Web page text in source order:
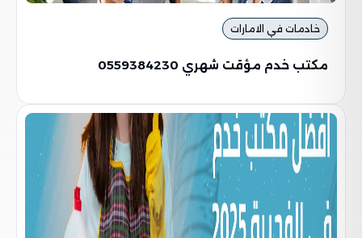
خادمات في الامارات
مكتب خدم مؤقت شهري 0559384230